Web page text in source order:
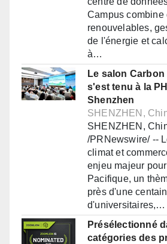
Campus combine
renouvelables,
de l'énergie et
à…
Le salon
s'est tenu à la
Shenzhen
SHENZHEN,
SHENZHEN,
/PRNewswire/ --
climat et
enjeu majeur
Pacifique, un
près d'une
d'universitaires,…
Présélectionné
catégories des